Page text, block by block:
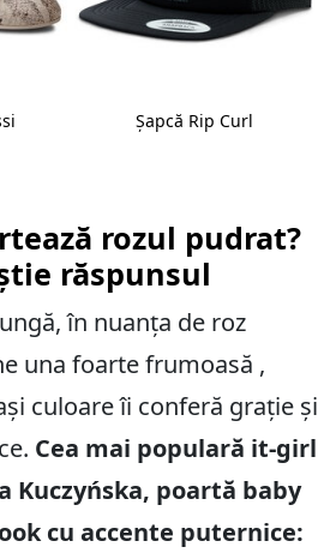
Șapcă Rip Curl
rozul pudrat?
răspunsul
în nuanța de roz
una foarte frumoasă ,
culoare îi conferă grație și
Cea mai populară it-girl
Kuczyńska, poartă baby
cu accente puternice: